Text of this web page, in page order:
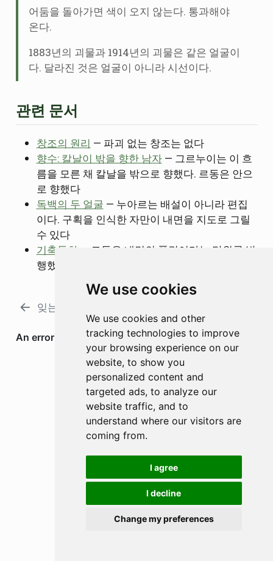
We use cookies
We use cookies and other
tracking technologies to improve
your browsing experience on our
website, to show you
personalized content and
targeted ads, to analyze our
website traffic, and to
understand where our visitors are
coming from.
I agree
I decline
Change my preferences
어둠을 돌아가면 색이 오지 않는다. 통과해야
온다.
1883년의 괴물과 1914년의 괴물은 같은 얼굴이
다. 달라진 것은 얼굴이 아니라 시선이다.
관련 문서
창조의 원리 — 파괴 없는 창조는 없다
향수: 칼날이 밖을 향한 남자— 그르누이는 이 흐
름을 모른 채 칼날을 밖으로 향했다. 르동은 안으
로 향했다
독백의 두 얼굴 — 누아르는 배설이 아니라 편집
이다. 구획을 인식한 자만이 내면을 지도로 그릴
수 있다
기축통화
— 르동은 내면의 풍경이라는 단위를 발
행했고, 상징주의가 그 단위를 채택했다
잊는 데 드는 열
소스코드 보기